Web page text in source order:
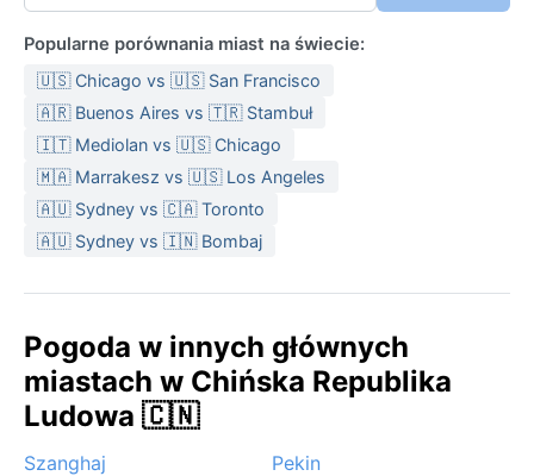
Popularne porównania miast na świecie:
🇺🇸 Chicago vs 🇺🇸 San Francisco
🇦🇷 Buenos Aires vs 🇹🇷 Stambuł
🇮🇹 Mediolan vs 🇺🇸 Chicago
🇲🇦 Marrakesz vs 🇺🇸 Los Angeles
🇦🇺 Sydney vs 🇨🇦 Toronto
🇦🇺 Sydney vs 🇮🇳 Bombaj
Pogoda w innych głównych
miastach w Chińska Republika
Ludowa 🇨🇳
Szanghaj
Pekin